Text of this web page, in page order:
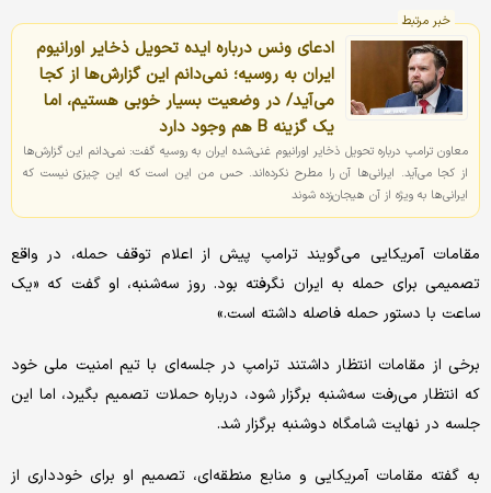
خبر مرتبط
ادعای ونس درباره ایده تحویل ذخایر اورانیوم
ایران به روسیه؛ نمی‌دانم این گزارش‌ها از کجا
می‌آید/ در وضعیت بسیار خوبی هستیم، اما
یک گزینه B هم وجود دارد
معاون ترامپ درباره تحویل ذخایر اورانیوم غنی‌شده ایران به روسیه گفت: نمی‌دانم این گزارش‌ها
از کجا می‌آید. ایرانی‌ها آن را مطرح نکرده‌اند. حس من این است که این چیزی نیست که
ایرانی‌ها به ویژه از آن هیجان‌زده شوند
مقامات آمریکایی می‌گویند ترامپ پیش از اعلام توقف حمله، در واقع
تصمیمی برای حمله به ایران نگرفته بود. روز سه‌شنبه، او گفت که «یک
ساعت با دستور حمله فاصله داشته است.»
برخی از مقامات انتظار داشتند ترامپ در جلسه‌ای با تیم امنیت ملی خود
که انتظار می‌رفت سه‌شنبه برگزار شود، درباره حملات تصمیم بگیرد، اما این
جلسه در نهایت شامگاه دوشنبه برگزار شد.
به گفته مقامات آمریکایی و منابع منطقه‌ای، تصمیم او برای خودداری از